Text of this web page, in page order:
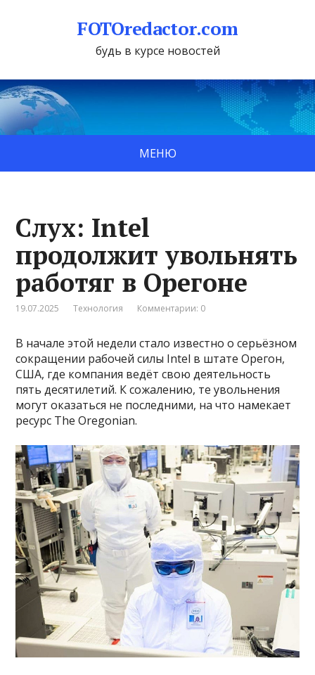
FOTOredactor.com
будь в курсе новостей
МЕНЮ
Слух: Intel
продолжит увольнять
работяг в Орегоне
19.07.2025 Технология Комментарии: 0
В начале этой недели стало известно о серьёзном
сокращении рабочей силы Intel в штате Орегон,
США, где компания ведёт свою деятельность
пять десятилетий. К сожалению, те увольнения
могут оказаться не последними, на что намекает
ресурс The Oregonian.